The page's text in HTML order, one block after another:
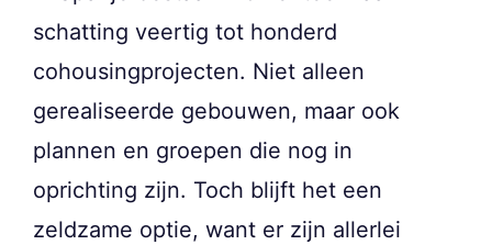
schatting veertig tot honderd
cohousingprojecten. Niet alleen
gerealiseerde gebouwen, maar ook
plannen en groepen die nog in
oprichting zijn. Toch blijft het een
zeldzame optie, want er zijn allerlei